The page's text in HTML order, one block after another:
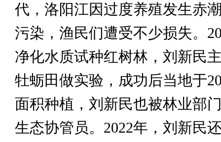
代，洛阳江因过度养殖发生赤
污染，渔民们遭受不少损失。
净化水质试种红树林，刘新民
牡蛎田做实验，成功后当地于
面积种植，刘新民也被林业部
生态协管员。2022年，刘新民